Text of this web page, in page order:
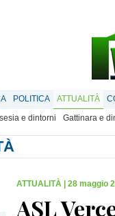
POLITICA ATTUALITÀ
e dintorni Gattinara e
ATTUALITÀ 28 maggio
ASL